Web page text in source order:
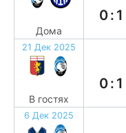
Дома
0:1
21 Дек 2025
В гостях
0:1
6 Дек 2025